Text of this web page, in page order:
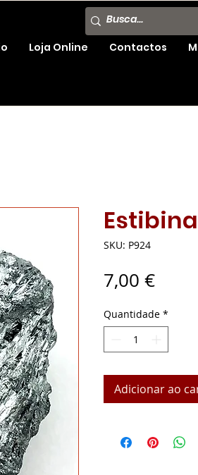
Loja Online Contactos
SKU: P924
7,00 €Preço
Quantidade *
Adicionar ao